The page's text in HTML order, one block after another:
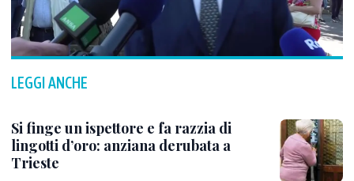
LEGGI ANCHE
Si finge un ispettore e fa razzia di
lingotti d’oro: anziana derubata a
Trieste